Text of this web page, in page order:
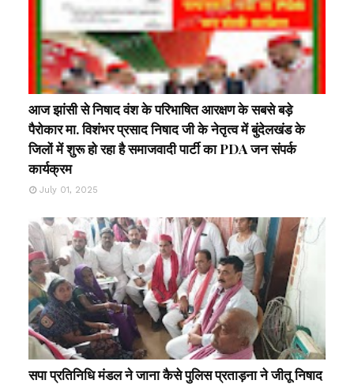
आज झांसी से निषाद वंश के परिभाषित आरक्षण के सबसे बड़े
पैरोकार मा. विशंभर प्रसाद निषाद जी के नेतृत्व में बुंदेलखंड के
जिलों में शुरू हो रहा है समाजवादी पार्टी का PDA जन संपर्क
कार्यक्रम
July 01, 2025
सपा प्रतिनिधि मंडल ने जाना कैसे पुलिस प्रताड़ना ने जीतू निषाद